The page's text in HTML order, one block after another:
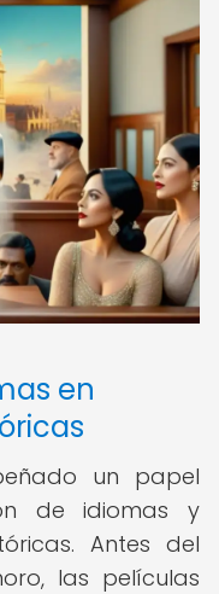
en
un papel
de idiomas y
Antes del
las películas